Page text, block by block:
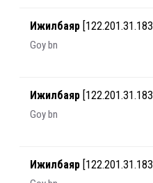
Ижилбаяр [122.201.31.183]
Goy bn
Ижилбаяр [122.201.31.183]
Goy bn
Ижилбаяр [122.201.31.183]